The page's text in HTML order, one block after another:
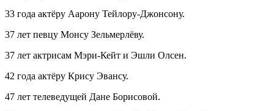
33 года актёру Аарону Тейлору-Джонсону.
37 лет певцу Монсу Зельмерлёву.
37 лет актрисам Мэри-Кейт и Эшли Олсен.
42 года актёру Крису Эвансу.
47 лет телеведущей Дане Борисовой.